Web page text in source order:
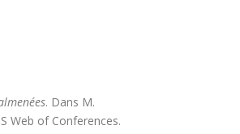
. Dans M.
Web of Conferences.